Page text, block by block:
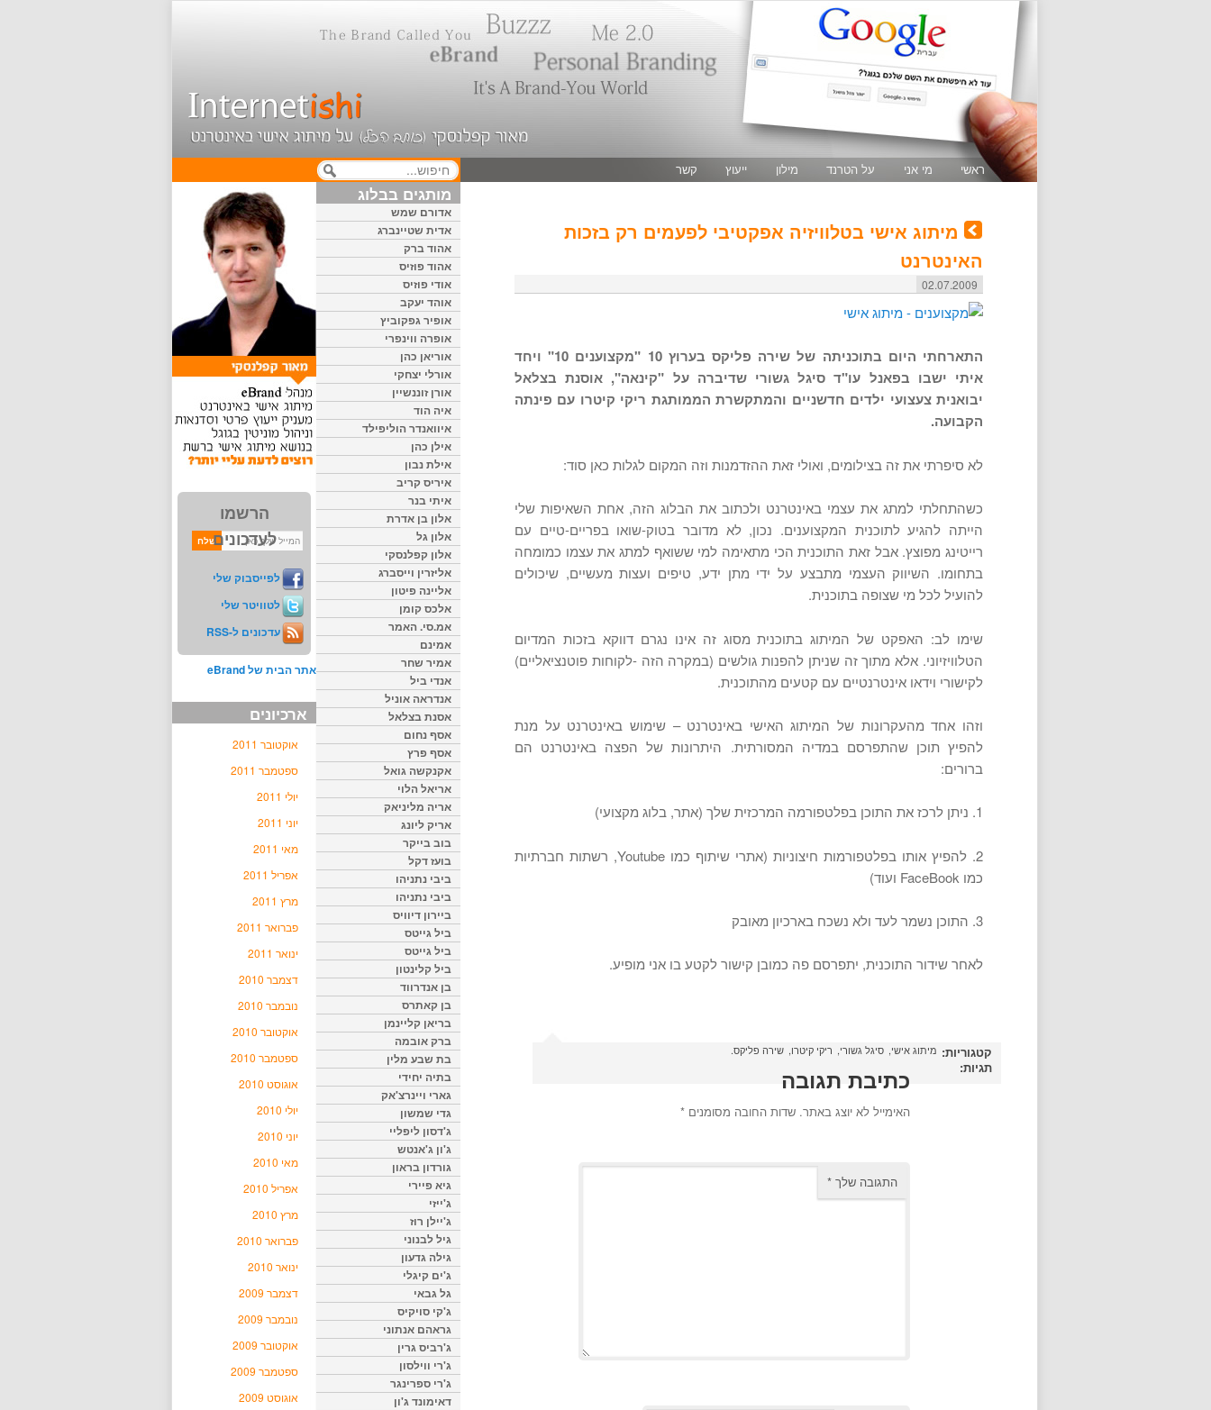
ראשי מי אני על הטרנד מילון ייעוץ קשר
מיתוג אישי בטלוויזיה אפקטיבי לפעמים רק בזכות
האינטרנט
02.07.2009
התארחתי היום בתוכניתה של שירה פליקס בערוץ 10 "מקצוענים 10" ויחד
איתי ישבו בפאנל עו"ד סיגל גשורי שדיברה על "קינאה", אוסנת בצלאל
יבואנית צעצועי ילדים חדשניים והמתקשרת הממותגת ריקי קיטרו עם פינתה
הקבועה.
לא סיפרתי את זה בצילומים, ואולי זאת ההזדמנות וזה המקום לגלות כאן סוד:
כשהתחלתי למתג את עצמי באינטרנט ולכתוב את הבלוג הזה, אחת השאיפות שלי
הייתה להגיע לתוכנית המקצוענים. נכון, לא מדובר בטוק-שואו בפריים-טיים עם
רייטינג מפוצץ. אבל זאת התוכנית הכי מתאימה למי ששואף למתג את עצמו כמומחה
בתחומו. השיווק העצמי מתבצע על ידי מתן ידע, טיפים ועצות מעשיים, שיכולים
להועיל לכל מי שצופה בתוכנית.
שימו לב: האפקט של המיתוג בתוכנית מסוג זה אינו נגרם דווקא בזכות המדיום
הטלוויזיוני. אלא מתוך זה שניתן להפנות גולשים (במקרה הזה -לקוחות פוטנציאליים)
לקישורי וידאו אינטרנטיים עם קטעים מהתוכנית.
וזהו אחד מהעקרונות של המיתוג האישי באינטרנט – שימוש באינטרנט על מנת
להפיץ תוכן שהתפרסם במדיה המסורתית. היתרונות של הפצה באינטרנט הם
ברורים:
1. ניתן לרכז את התוכן בפלטפורמה המרכזית שלך (אתר, בלוג מקצועי)
2. להפיץ אותו בפלטפורמות חיצוניות (אתרי שיתוף כמו Youtube, רשתות חברתיות
כמו FaceBook ועוד)
3. התוכן נשמר לעד ולא נשכח בארכיון מאובק
לאחר שידור התוכנית, יתפרסם פה כמובן קישור לקטע בו אני מופיע.
קטגוריות: מיתוג אישי סיגל גשורי ריקי קיטרו שירה פליקס
תגיות: כתיבת תגובה
האימייל לא יוצג באתר. שדות החובה מסומנים *
התגובה שלך *
הרשמו
לעדכונים
לפייסבוק שלי
לטוויטר שלי
עדכונים ל-RSS
אתר הבית של eBrand
ארכיונים
אוקטובר 2011
ספטמבר 2011
יולי 2011
יוני 2011
מאי 2011
אפריל 2011
מרץ 2011
פברואר 2011
ינואר 2011
דצמבר 2010
נובמבר 2010
אוקטובר 2010
ספטמבר 2010
אוגוסט 2010
יולי 2010
יוני 2010
מאי 2010
אפריל 2010
מרץ 2010
פברואר 2010
ינואר 2010
דצמבר 2009
נובמבר 2009
אוקטובר 2009
ספטמבר 2009
אוגוסט 2009
מותגים בבלוג
אדורם שמש
אדית שטיינברג
אהוד ברק
אהוד פוזיס
אודי פוזיס
אוהד יעקב
אופיר גפקוביץ
אופרה ווינפרי
אוריאן כהן
אורלי יצחקי
אורן זוננשיין
איה הוד
איוואנדר הוליפילד
אילן כהן
אילת נבון
איריס קריב
איתי בנר
אלון בן אדרת
אלון גל
אלון קפלנסקי
אליזרין וייסברג
אליינה פיטון
אלכס קומן
אמ.סי. האמר
אמינם
אמיר שחר
אנדי ביל
אנדראה אוניל
אסנת בצלאל
אסף נחום
אסף פרץ
אקנקשה גואל
אריאל הלוי
אריה מליניאק
אריק ליונג
בוב בייקר
בועז דקל
ביבי נתניהו
ביבי נתניהו
ביירון דיוויס
ביל גייטס
ביל גייטס
ביל קלינטון
בן אנדרווד
בן קאתרס
בריאן קליינמן
ברק אובמה
בת שבע מלין
בתיה יחידי
גארי ויינרצ'אק
גדי שמשון
ג'דסון ליפליי
ג'ון ג'אנטש
גורדון בראון
גיא פיירי
ג'ייזי
ג'יילן רוז
גיל לבנוני
גילה גדעון
ג'ים קיגלי
גל גבאי
ג'קי סויקיס
גראהם אנתוני
ג'רביס גרין
ג'רי ווילסון
ג'רי ספרינגר
דאימונד ג'ון